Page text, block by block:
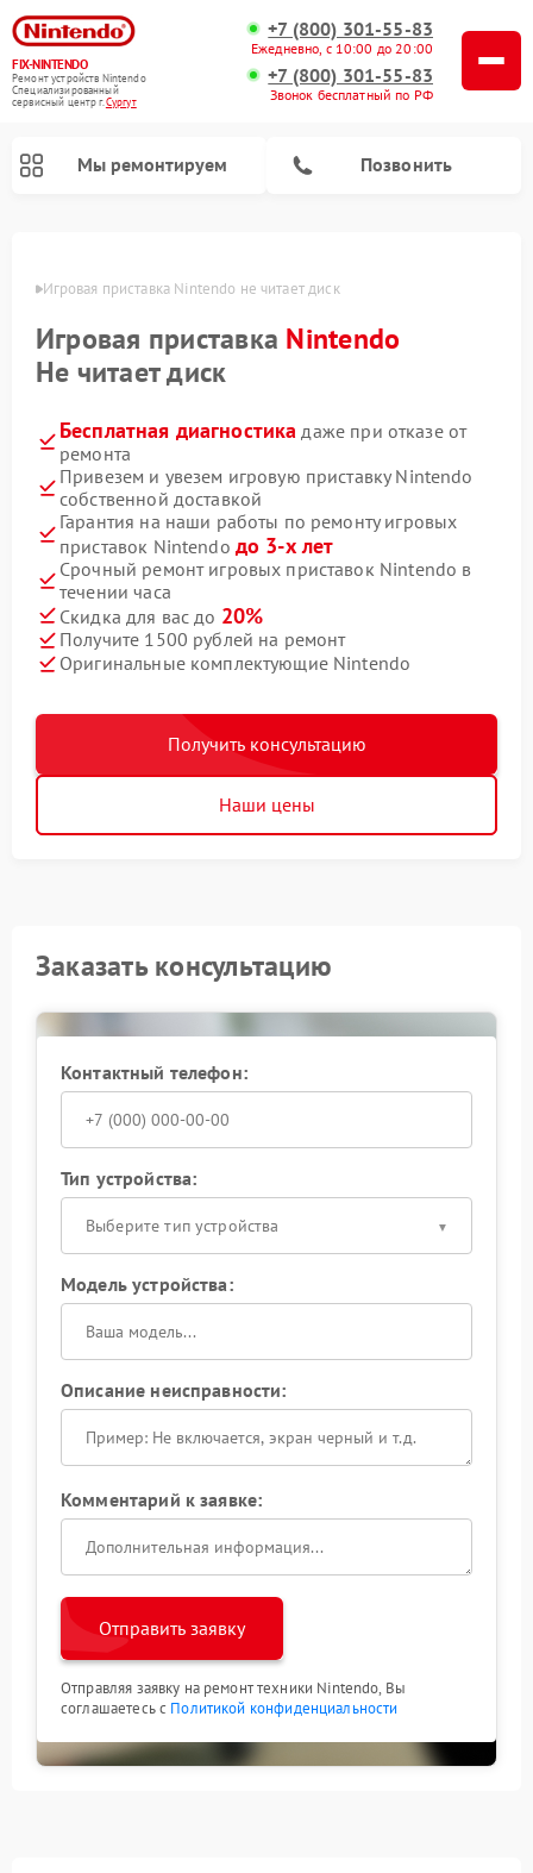
FIX-NINTENDO
Ремонт устройств Nintendo
Специализированный
cервисный центр г.Сургут
+7 (800) 301-55-83
Ежедневно, с 10:00 до 20:00
+7 (800) 301-55-83
Звонок бесплатный по РФ
Мы ремонтируем Позвонить
Игровая приставка Nintendo не читает диск
Игровая приставка Nintendo
Не читает диск
Бесплатная диагностика даже при отказе от
ремонта
Привезем и увезем игровую приставку Nintendo
собственной доставкой
Гарантия на наши работы по ремонту игровых
приставок Nintendo до 3-х лет
Срочный ремонт игровых приставок Nintendo в
течении часа
Скидка для вас до 20%
Получите 1500 рублей на ремонт
Оригинальные комплектующие Nintendo
Получить консультацию
Наши цены
Заказать консультацию
Контактный телефон:
Тип устройства:
Выберите тип устройства
Модель устройства:
Описание неисправности:
Комментарий к заявке:
Отправить заявку
Отправляя заявку на ремонт техники Nintendo, Вы
соглашаетесь с Политикой конфиденциальности